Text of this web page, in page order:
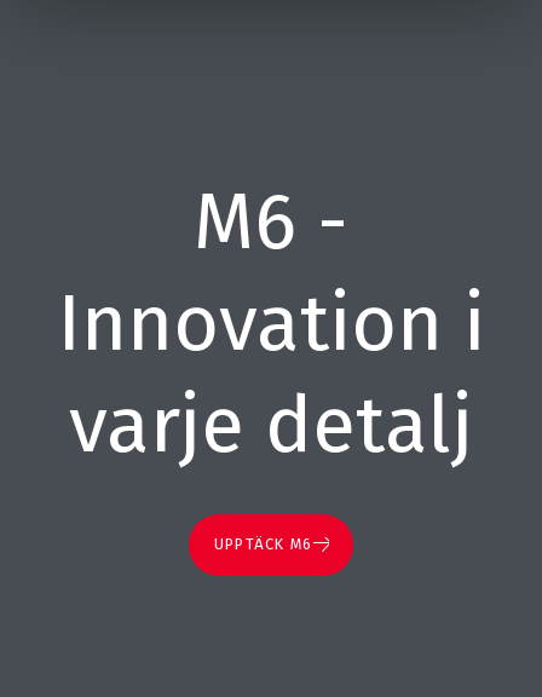
M6 -
Innovation i
varje detalj
UPPTÄCK M6